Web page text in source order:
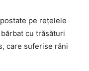
pe rețelele
cu trăsături
care suferise răni